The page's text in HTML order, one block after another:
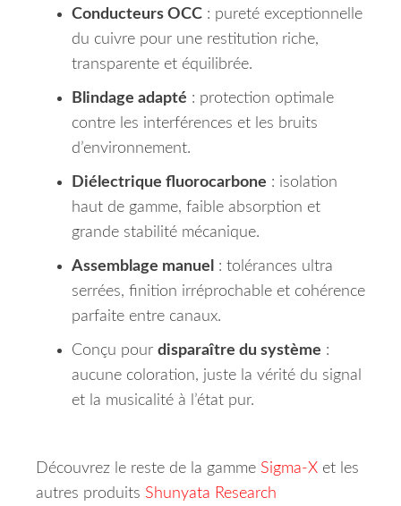
Conducteurs OCC : pureté exceptionnelle
du cuivre pour une restitution riche,
transparente et équilibrée.
Blindage adapté : protection optimale
contre les interférences et les bruits
d’environnement.
Diélectrique fluorocarbone : isolation
haut de gamme, faible absorption et
grande stabilité mécanique.
Assemblage manuel
: tolérances ultra
serrées, finition irréprochable et cohérence
parfaite entre canaux.
Conçu pour disparaître du système :
aucune coloration, juste la vérité du signal
et la musicalité à l’état pur.
Découvrez le reste de la gamme Sigma-X et les
autres produits Shunyata Research